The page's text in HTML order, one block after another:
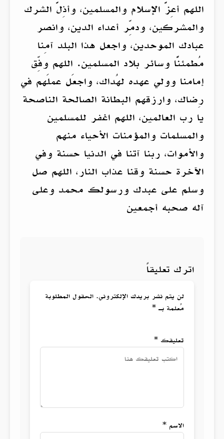
اللهم أعِزَّ الإسلام والمسلمين، وأذِلَّ الشرك
والمشركين، ودمِّر أعداء الدين، وانصر
عبادك الموحدين، واجعل هذا البلد آمِنا
مُطمئنًّا وسائر بلاد المسلمين. اللهم وفِّق
إمامنا وولي عهده لهُداك، واجعَل عملَهم في
رِضاك، وارزقهم البطانة الصالحة الناصحة
يا رب العالمين، اللهم اغفر للمسلمين
والمسلمات والمؤمنات الأحياء منهم
والأموات، ربنا آتنا في الدنيا حسنة وفي
الآخرة حسنة وقنا عذاب النار، اللهم صل
وسلم على عبدك ورسولك محمد وعلى
آله صحبه أجمعين
اترك تعليقاً
لن يتم نشر بريدك الإلكتروني. الحقول المطلوبة
مُعلمة بـ *
تعليقك *
الاسم *